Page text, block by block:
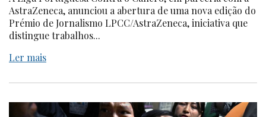
AstraZeneca, anunciou a abertura de uma nova edição do
Prémio de Jornalismo LPCC/AstraZeneca, iniciativa que
distingue trabalhos...
Ler mais